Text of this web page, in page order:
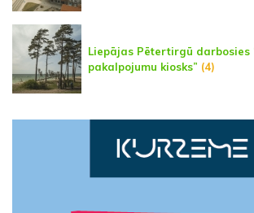
Liepājas Pētertirgū darbosies
pakalpojumu kiosks” (4)